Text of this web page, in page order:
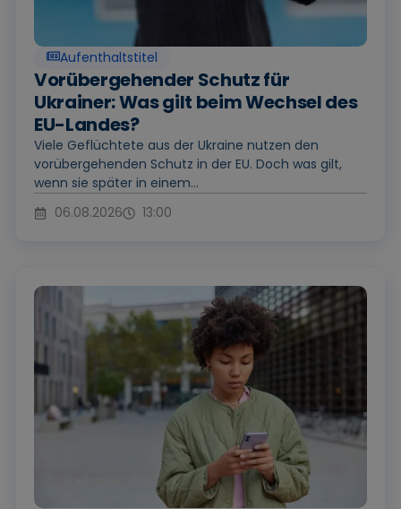
Aufenthaltstitel
Vorübergehender Schutz für
Ukrainer: Was gilt beim Wechsel des
EU-Landes?
Viele Geflüchtete aus der Ukraine nutzen den
vorübergehenden Schutz in der EU. Doch was gilt,
wenn sie später in einem...
06.08.2026
13:00